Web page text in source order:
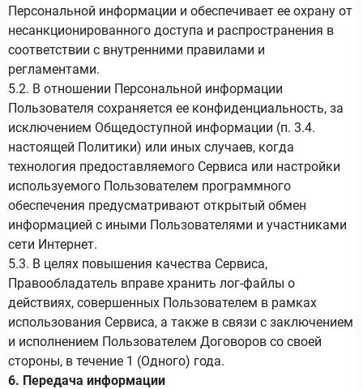
Персональной информации и обеспечивает ее охрану от
несанкционированного доступа и распространения в
соответствии с внутренними правилами и
регламентами.
5.2. В отношении Персональной информации
Пользователя сохраняется ее конфиденциальность, за
исключением Общедоступной информации (п. 3.4.
настоящей Политики) или иных случаев, когда
технология предоставляемого Сервиса или настройки
используемого Пользователем программного
обеспечения предусматривают открытый обмен
информацией с иными Пользователями и участниками
сети Интернет.
5.3. В целях повышения качества Сервиса,
Правообладатель вправе хранить лог-файлы о
действиях, совершенных Пользователем в рамках
использования Сервиса, а также в связи с заключением
и исполнением Пользователем Договоров со своей
стороны, в течение 1 (Одного) года.
6. Передача информации